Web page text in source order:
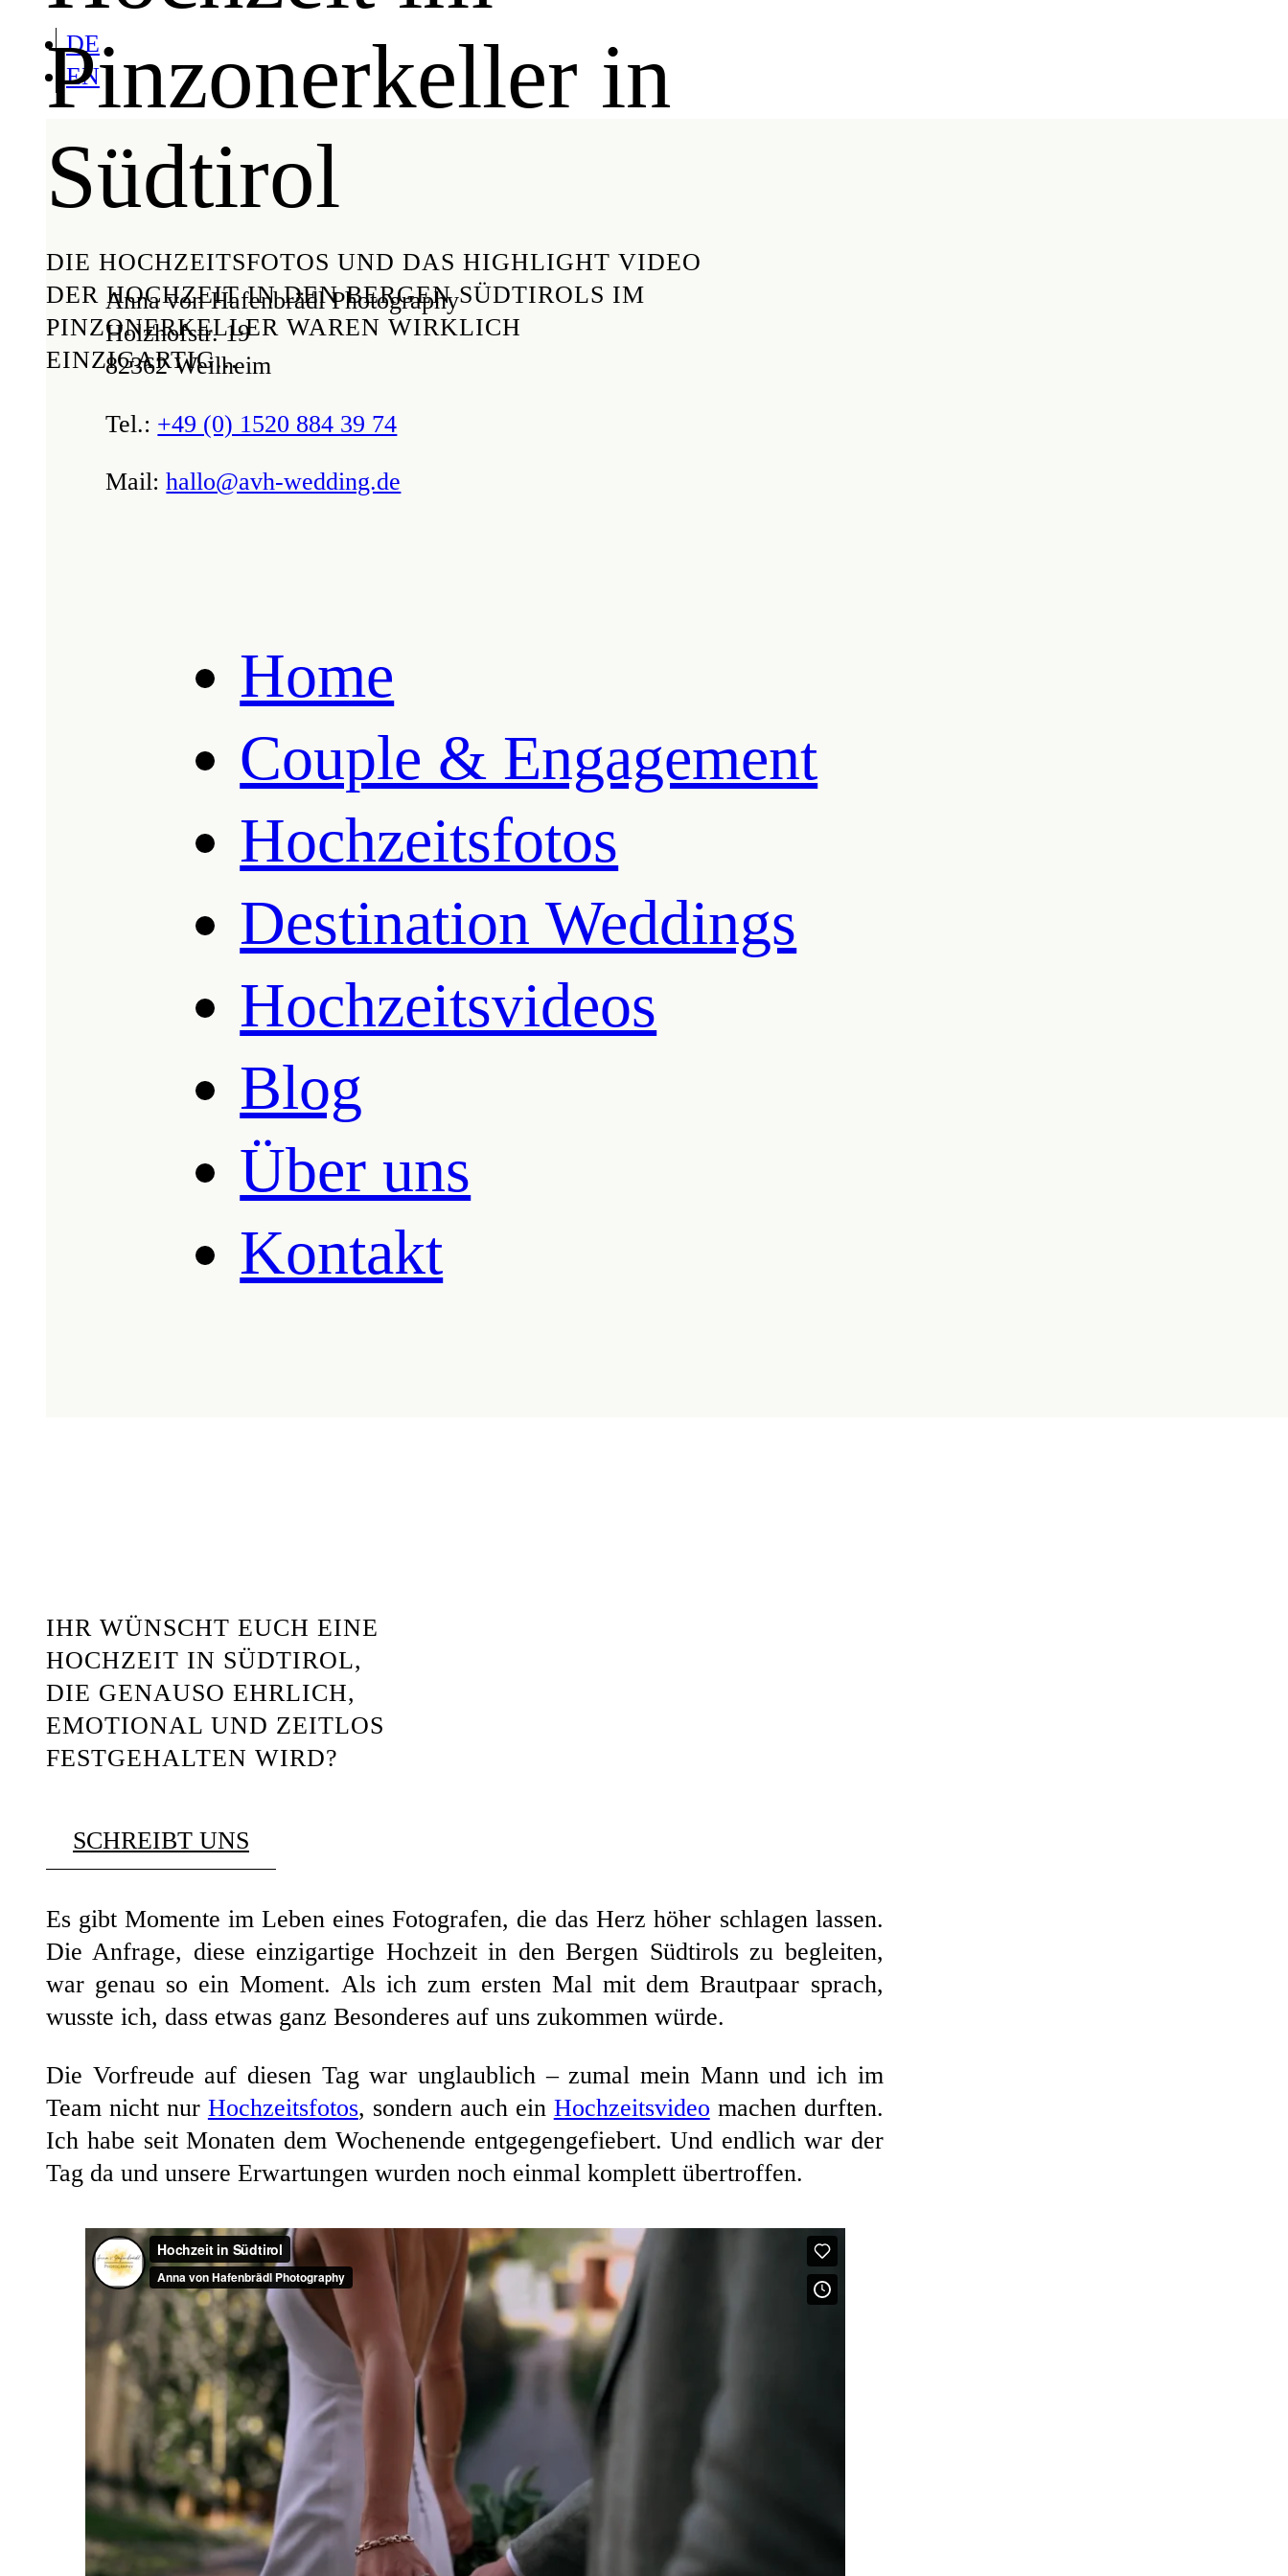
DE
EN
Anna von Hafenbrädl Photography
Holzhofstr. 19
82362 Weilheim
Tel.: +49 (0) 1520 884 39 74
Mail:hallo@avh-wedding.de
Home
Couple & Engagement
Hochzeitsfotos
Destination Weddings
Hochzeitsvideos
Blog
Über uns
Kontakt
Pinzonerkeller in
Südtirol
DIE HOCHZEITSFOTOS UND DAS HIGHLIGHT VIDEO
DER HOCHZEIT IN DEN BERGEN SÜDTIROLS IM
PINZONERKELLER WAREN WIRKLICH
EINZIGARTIG...
IHR WÜNSCHT EUCH EINE
HOCHZEIT IN SÜDTIROL,
DIE GENAUSO EHRLICH,
EMOTIONAL UND ZEITLOS
FESTGEHALTEN WIRD?
SCHREIBT UNS
Es gibt Momente im Leben eines Fotografen, die das Herz höher schlagen lassen.
Die Anfrage, diese einzigartige Hochzeit in den Bergen Südtirols zu begleiten,
war genau so ein Moment. Als ich zum ersten Mal mit dem Brautpaar sprach,
wusste ich, dass etwas ganz Besonderes auf uns zukommen würde.
Die Vorfreude auf diesen Tag war unglaublich – zumal mein Mann und ich im
Team nicht nur Hochzeitsfotos, sondern auch ein Hochzeitsvideo machen durften.
Ich habe seit Monaten dem Wochenende entgegengefiebert. Und endlich war der
Tag da und unsere Erwartungen wurden noch einmal komplett übertroffen.